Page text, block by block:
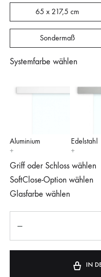
65 x 217,5 cm
Sondermaß
Systemfarbe wählen
Aluminium Edelstahl
Griff oder Schloss wählen
SoftClose-Option wählen
Glasfarbe wählen
IN